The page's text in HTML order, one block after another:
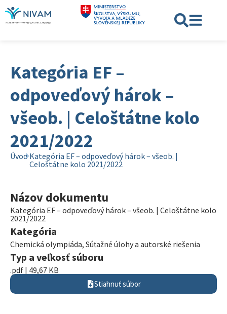
Kategória EF –
odpoveďový hárok –
všeob. | Celoštátne kolo
2021/2022
Úvod Kategória EF – odpoveďový hárok – všeob. |
Celoštátne kolo 2021/2022
Názov dokumentu
Kategória EF – odpoveďový hárok – všeob. | Celoštátne kolo
2021/2022
Kategória
Chemická olympiáda, Súťažné úlohy a autorské riešenia
Typ a veľkosť súboru
.pdf | 49,67 KB
Stiahnuť súbor